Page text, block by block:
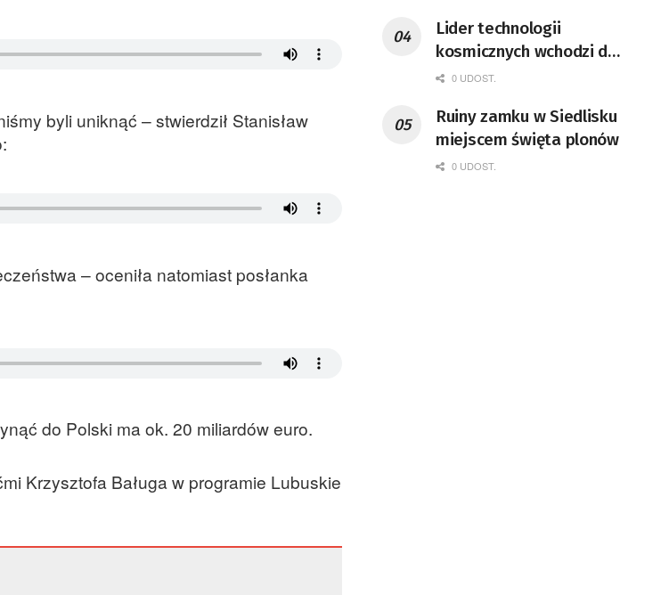
byli uniknąć – stwierdził Stanisław
– oceniła natomiast posłanka
do Polski ma ok. 20 miliardów euro.
Krzysztofa Baługa w programie Lubuskie
pracownik CERN w
Genewie, przedsiębiorca i
nauczyciel akademicki,
fizycznych, koordynator
Rady Sektorowej ds.
Kompetencji Przemysłu
Lider technologii
kosmicznych wchodzi do
Lubuskiego
0 UDOST.
Ruiny zamku w Siedlisku
miejscem święta plonów
0 UDOST.